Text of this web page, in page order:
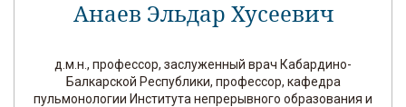
Анаев Эльдар Хусеевич
д.м.н., профессор, заслуженный врач Кабардино-
Балкарской Республики, профессор, кафедра
пульмонологии Института непрерывного образования и